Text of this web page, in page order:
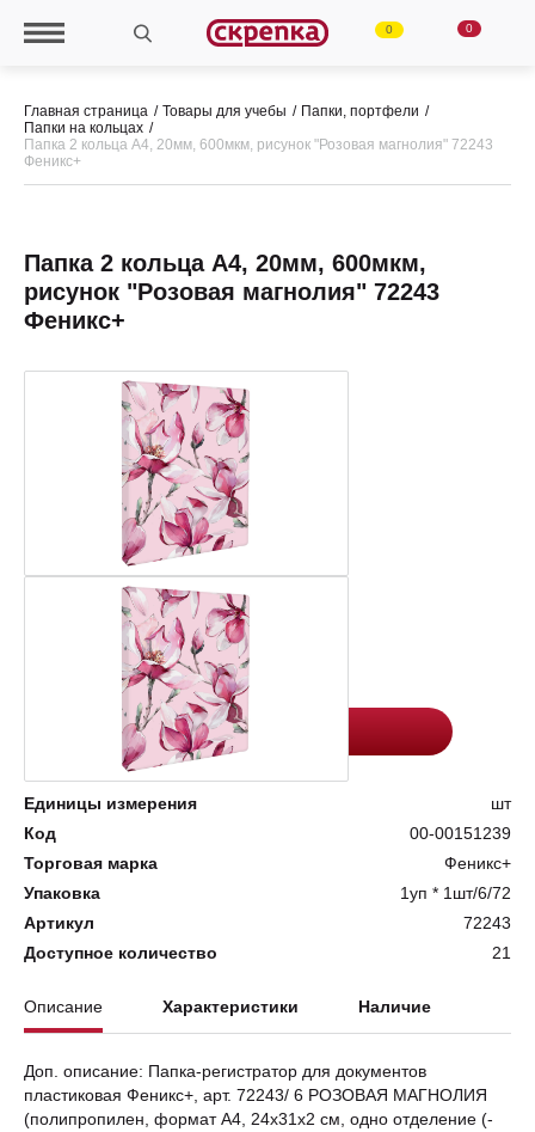
0 0
Главная страница Товары для учебы
Папки, портфели
Папки на кольцах
Папка 2 кольца А4, 20мм, 600мкм, рисунок "Розовая магнолия" 72243
Феникс+
Цена:
191.3
Добавить в корзину
Папка 2 кольца А4, 20мм, 600мкм,
рисунок "Розовая магнолия" 72243
Феникс+
Единицы измерения
шт
Код
00-00151239
Торговая марка
Феникс+
Упаковка
1уп * 1шт/6/72
Артикул
72243
Доступное количество
21
Описание Характеристики Наличие
Доп. описание: Папка-регистратор для документов
пластиковая Феникс+, арт. 72243/ 6 РОЗОВАЯ МАГНОЛИЯ
(полипропилен, формат А4, 24x31x2 см, одно отделение (-